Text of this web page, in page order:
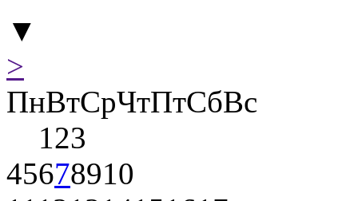
▼
>
ПнВтСрЧтПтСбВс
123
45678910